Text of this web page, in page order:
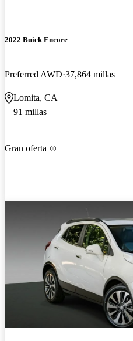
2022 Buick Encore
Preferred AWD 37,864 millas
Lomita, CA
91 millas
Gran oferta